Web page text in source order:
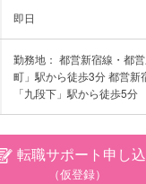
即日
勤務地： 都営新宿線・都
町」駅から徒歩3分 都営新
「九段下」駅から徒歩5分
転職サポート申し
（仮登録）